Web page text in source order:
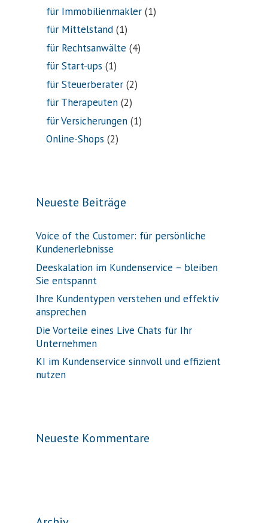
für Immobilienmakler (1)
für Mittelstand (1)
für Rechtsanwälte (4)
für Start-ups (1)
für Steuerberater (2)
für Therapeuten (2)
für Versicherungen (1)
Online-Shops (2)
Neueste Beiträge
Voice of the Customer: für persönliche
Kundenerlebnisse
Deeskalation im Kundenservice – bleiben
Sie entspannt
Ihre Kundentypen verstehen und effektiv
ansprechen
Die Vorteile eines Live Chats für Ihr
Unternehmen
KI im Kundenservice sinnvoll und effizient
nutzen
Neueste Kommentare